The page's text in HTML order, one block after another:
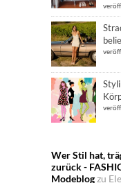
Wer Stil hat,
zurück -
Modeblogzu